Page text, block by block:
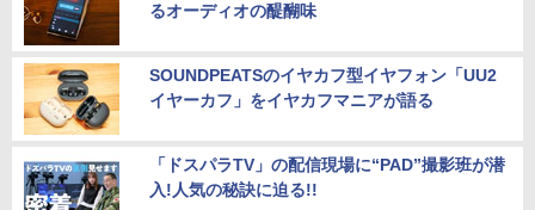
るオーディオの醍醐味
SOUNDPEATSのイヤカフ型イヤフォン「UU2
イヤーカフ」をイヤカフマニアが語る
「ドスパラTV」の配信現場に“PAD”撮影班が潜
入!人気の秘訣に迫る!!